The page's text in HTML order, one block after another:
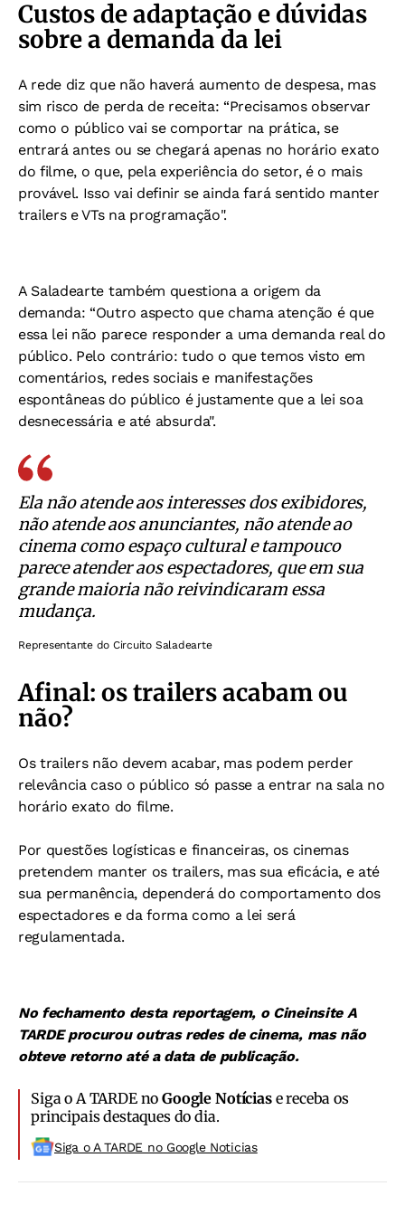
Custos de adaptação e dúvidas
sobre a demanda da lei
A rede diz que não haverá aumento de despesa, mas
sim risco de perda de receita:“Precisamos observar
como o público vai se comportar na prática, se
entrará antes ou se chegará apenas no horário exato
do filme, o que, pela experiência do setor, é o mais
provável. Isso vai definir se ainda fará sentido manter
trailers e VTs na programação".
A Saladearte também questiona a origem da
demanda:“Outro aspecto que chama atenção é que
essa lei não parece responder a uma demanda real do
público. Pelo contrário: tudo o que temos visto em
comentários, redes sociais e manifestações
espontâneas do público é justamente que a lei soa
desnecessária e até absurda".
Ela não atende aos interesses dos exibidores,
não atende aos anunciantes, não atende ao
cinema como espaço cultural e tampouco
parece atender aos espectadores, que em sua
grande maioria não reivindicaram essa
mudança.
Representante do Circuito Saladearte
Afinal: os trailers acabam ou
não?
Os trailers não devem acabar, mas podem perder
relevância caso o público só passe a entrar na sala no
horário exato do filme.
Por questões logísticas e financeiras, os cinemas
pretendem manter os trailers, mas sua eficácia, e até
sua permanência, dependerá do comportamento dos
espectadores e da forma como a lei será
regulamentada.
No fechamento desta reportagem, o Cineinsite A
TARDE procurou outras redes de cinema, mas não
obteve retorno até a data de publicação.
Siga o A TARDE noGoogle Notíciase receba os
principais destaques do dia.
Siga o A TARDE no Google Noticias